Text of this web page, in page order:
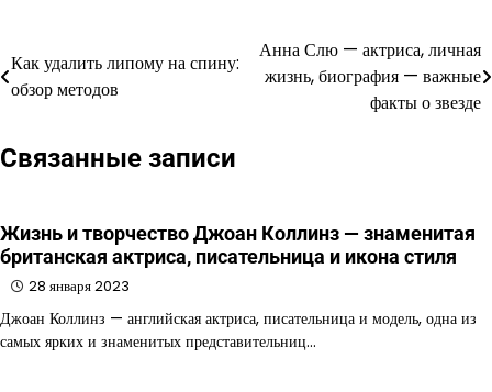
Навигация
по
Как удалить липому на спину:
обзор методов
Анна Слю — актриса, личная
жизнь, биография — важные
факты о звезде
Связанные записи
Жизнь и творчество Джоан Коллинз — знаменитая
британская актриса, писательница и икона стиля
28 января 2023
Джоан Коллинз — английская актриса, писательница и модель, одна из
самых ярких и знаменитых представительниц…